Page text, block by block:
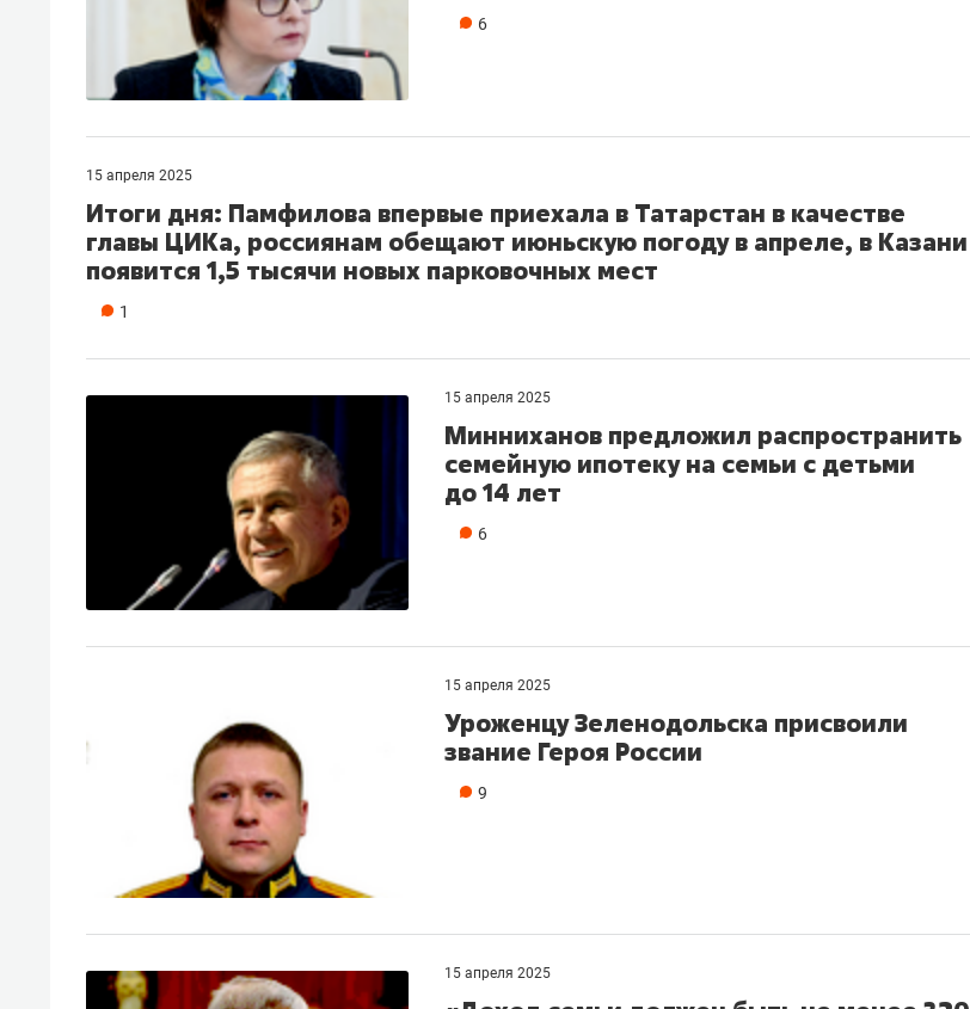
6
15 апреля 2025
Итоги дня: Памфилова впервые приехала в Татарстан в качестве
главы ЦИКа, россиянам обещают июньскую погоду в апреле, в Казани
появится 1,5 тысячи новых парковочных мест
1
15 апреля 2025
Минниханов предложил распространить
семейную ипотеку на семьи с детьми
до 14 лет
6
15 апреля 2025
Уроженцу Зеленодольска присвоили
звание Героя России
9
15 апреля 2025